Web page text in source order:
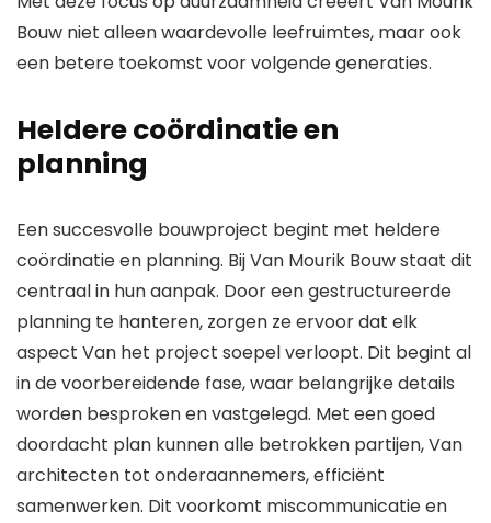
Bouw niet alleen waardevolle leefruimtes, maar ook
een betere toekomst voor volgende generaties.
Heldere coördinatie en
planning
Een succesvolle bouwproject begint met heldere
coördinatie en planning. Bij Van Mourik Bouw staat dit
centraal in hun aanpak. Door een gestructureerde
planning te hanteren, zorgen ze ervoor dat elk
aspect Van het project soepel verloopt. Dit begint al
in de voorbereidende fase, waar belangrijke details
worden besproken en vastgelegd. Met een goed
doordacht plan kunnen alle betrokken partijen, Van
architecten tot onderaannemers, efficiënt
samenwerken. Dit voorkomt miscommunicatie en